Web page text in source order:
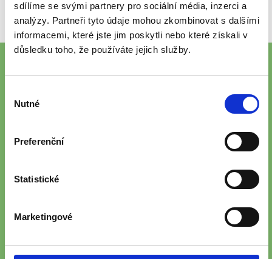
sdílíme se svými partnery pro sociální média, inzerci a
analýzy. Partneři tyto údaje mohou zkombinovat s dalšími
informacemi, které jste jim poskytli nebo které získali v
důsledku toho, že používáte jejich služby.
souhlasu
Nutné
Preferenční
Statistické
Marketingové
ZAJIŠŤUJEME PÉČI I V DALŠÍCH
Prohlédněte si všechna naše zařízení.